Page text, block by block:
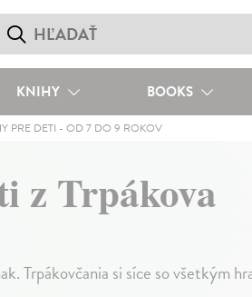
KNIHY BOOKS
PRE DETI -OD 7 DO 9 ROKOV
z Trpákova
Trpákovčania si síce so všetkým